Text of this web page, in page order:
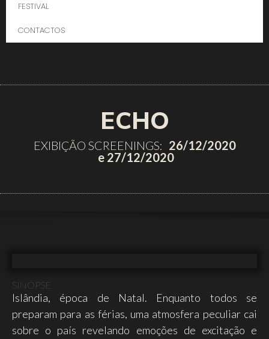
FESTIVAL
CONTACTOS
ECHO
EXIBIÇÃO SCREENINGS: 26/12/2020
e 27/12/2020
SINOPSE
Islândia, época de Natal. Enquanto todos se
preparam para as férias, uma atmosfera peculiar cai
sobre o país revelando emoções de excitação e